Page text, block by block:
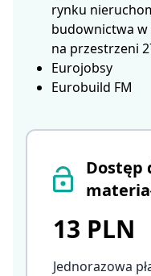
Dostęp
13 PLN
Jednorazowa
rynku
budownictwa w
na przestrzeni
Eurojobsy
Eurobuild FM